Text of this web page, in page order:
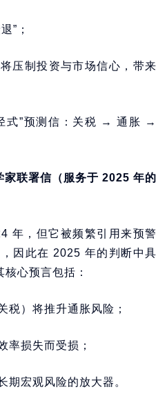
”；
压制投资与市场信心，带来
式”预测信：关税 → 通胀 →
家联署信（服务于 2025 年的
年，但它被频繁引用来预警
因此在 2025 年的判断中具
核心预言包括：
税）将推升通胀风险；
率损失而受损；
期宏观风险的放大器。